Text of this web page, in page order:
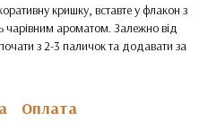
кришку, вставте у флакон з
чарівним ароматом. Залежно від
з 2-3 паличок та додавати за
Оплата